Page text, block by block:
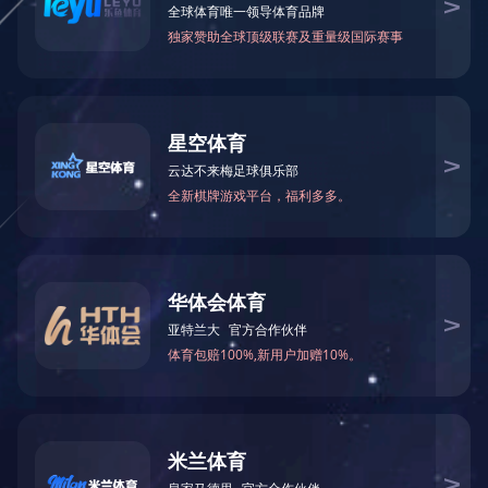
销售热线：186 8875 7638 熊总监
公司邮箱：info@yl007.com
公司地址：深圳市宝安区石岩街道建兴路海谷科技大厦T4栋7楼
Copyright© 1998-2025 华体会在线登录官网-华体会(中国)